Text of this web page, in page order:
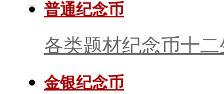
普通纪念币
各类题材纪念币十
金银纪念币